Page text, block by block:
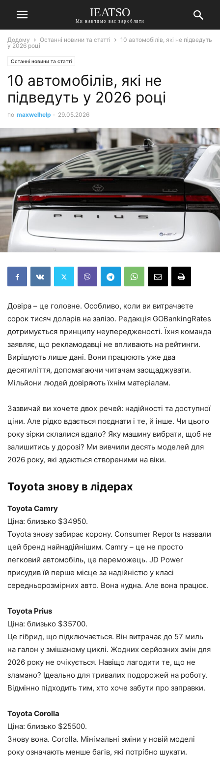
IEATSO
Ми навчимо вас заробляти
Додому Останні новини та статті
10 автомобілів, які не підведуть
у 2026 році
Останні новини та статті
10 автомобілів, які не
підведуть у 2026 році
по maxwelhelp - 29.05.2026
Довіра – це головне. Особливо, коли ви витрачаєте
сорок тисяч доларів на залізо. Редакція GOBankingRates
дотримується принципу неупередженості. Їхня команда
заявляє, що рекламодавці не впливають на рейтинги.
Вирішують лише дані. Вони працюють уже два
десятиліття, допомагаючи читачам заощаджувати.
Мільйони людей довіряють їхнім матеріалам.
Зазвичай ви хочете двох речей: надійності та доступної
ціни. Але рідко вдається поєднати і те, й інше. Чи цього
року зірки склалися вдало? Яку машину вибрати, щоб не
залишитись у дорозі? Ми вивчили десять моделей для
2026 року, які здаються створеними на віки.
Toyota знову в лідерах
Toyota Camry
Ціна: близько $34950.
Toyota знову забирає корону. Consumer Reports назвали
цей бренд найнадійнішим. Camry – це не просто
легковий автомобіль, це переможець. JD Power
присудив їй перше місце за надійністю у класі
середньорозмірних авто. Вона нудна. Але вона працює.
Toyota Prius
Ціна: близько $35700.
Це гібрид, що підключається. Він витрачає до 57 миль
на галон у змішаному циклі. Жодних серйозних змін для
2026 року не очікується. Навіщо лагодити те, що не
зламано? Ідеально для тривалих подорожей на роботу.
Відмінно підходить тим, хто хоче забути про заправки.
Toyota Corolla
Ціна: близько $25500.
Знову вона. Corolla. Мінімальні зміни у новій моделі
року означають менше багів, які потрібно шукати.